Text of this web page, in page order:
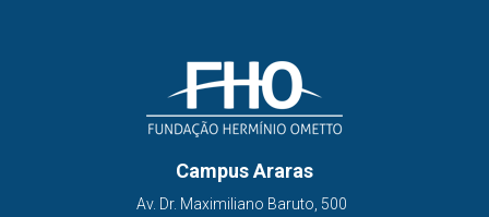
Campus Araras
Av. Dr. Maximiliano Baruto, 500